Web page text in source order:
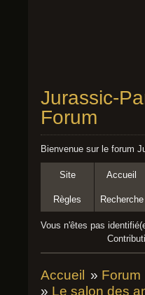
Jurassic-
Forum
Bienvenue sur le forum
Site Accueil
Règles Recherche
Vous n'êtes pas
Accueil » Forum
» Le salon des